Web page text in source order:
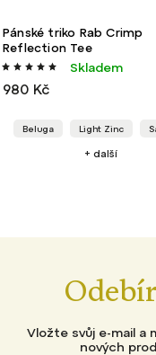
Pánské triko Rab Crimp
Reflection Tee
Skladem
980 Kč
Beluga Light Zinc
+ další
Vložte svůj e-mail a
nových